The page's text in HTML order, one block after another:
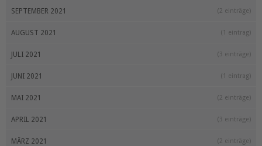
SEPTEMBER 2021 (2 einträge)
AUGUST 2021 (1 eintrag)
JULI 2021 (3 einträge)
JUNI 2021 (1 eintrag)
MAI 2021 (2 einträge)
APRIL 2021 (3 einträge)
MÄRZ 2021 (2 einträge)